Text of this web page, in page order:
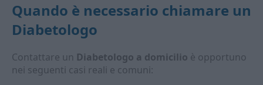
Quando è necessario chiamare un
Diabetologo
Contattare un Diabetologo a domicilio è opportuno
nei seguenti casi reali e comuni: